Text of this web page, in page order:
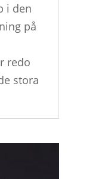
i den
på
redo
stora